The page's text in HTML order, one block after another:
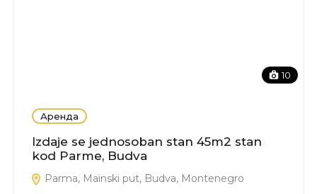
10
Аренда
Izdaje se jednosoban stan 45m2 stan
kod Parme, Budva
Parma, Mainski put, Budva, Montenegro